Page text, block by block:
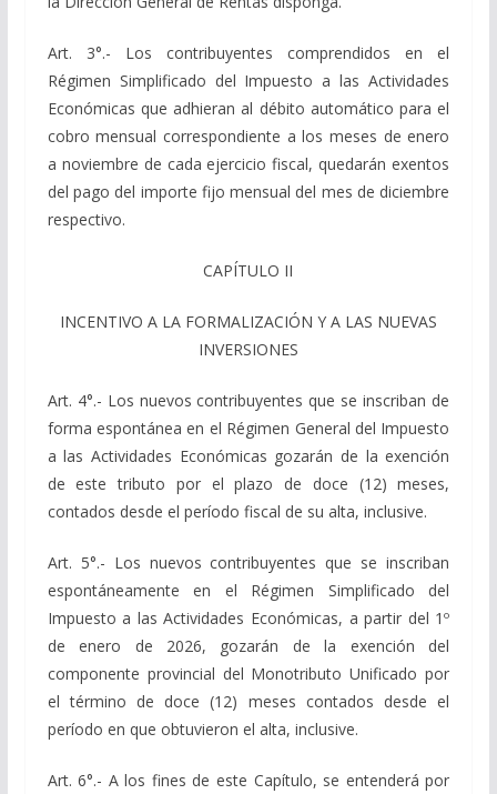
Art. 3°.- Los contribuyentes comprendidos en el
Régimen Simplificado del Impuesto a las Actividades
Económicas que adhieran al débito automático para el
cobro mensual correspondiente a los meses de enero
a noviembre de cada ejercicio fiscal, quedarán exentos
del pago del importe fijo mensual del mes de diciembre
respectivo.
CAPÍTULO II
INCENTIVO A LA FORMALIZACIÓN Y A LAS NUEVAS
INVERSIONES
Art. 4°.- Los nuevos contribuyentes que se inscriban de
forma espontánea en el Régimen General del Impuesto
a las Actividades Económicas gozarán de la exención
de este tributo por el plazo de doce (12) meses,
contados desde el período fiscal de su alta, inclusive.
Art. 5°.- Los nuevos contribuyentes que se inscriban
espontáneamente en el Régimen Simplificado del
Impuesto a las Actividades Económicas, a partir del 1º
de enero de 2026, gozarán de la exención del
componente provincial del Monotributo Unificado por
el término de doce (12) meses contados desde el
período en que obtuvieron el alta, inclusive.
Art. 6°.- A los fines de este Capítulo, se entenderá por